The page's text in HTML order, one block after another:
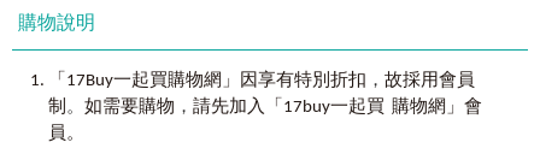
心！本書設計先從基本的短句開始接觸，逐步變為閱讀長
句；再從單句到多人會話，逐步進階，不再害怕閱讀文章！
｜ 單字跟做人一樣拿得起放得下，說實話就是根本記不得
幾個？！
｜30
UNIT 02 Clothing shopping 購買服飾
UNIT 03 Shopping for shoes 購買鞋子
UNIT 05 Makeup and skin care 化妝品和保養品
Chapter 6 Health & Medication
一如以往地，我要感謝廣大的讀者們，不論是你們的回
饋還是建議，我都確實地收到了，因為有你們的支持，才有
《寫給過了30歲才要開始好好學英文的你我：邁向雙語國家
的成人英文基礎課》這本書的誕生。希望這本書也能帶給大
家一次美好的學習經歷，由衷期許能夠讓想學好英文的你，
不論年紀，都能享受學習的樂趣。
購物說明
「17Buy一起買購物網」因享有特別折扣 ， 故採用會員
制 。 如需要購物 ， 請先加入「17buy一起買 購物網」會
員。